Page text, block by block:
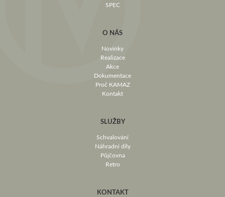
SPEC
O NÁS
Novinky
Realizace
Akce
Dokumentace
Proč KAMAZ
Kontakt
SLUŽBY
Schvalování
Náhradní díly
Půjčovna
Retro
KONTAKT